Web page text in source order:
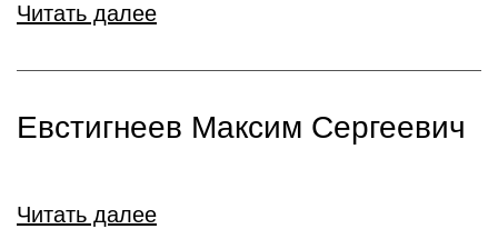
Читать далее
Евстигнеев Максим Сергеевич
Читать далее